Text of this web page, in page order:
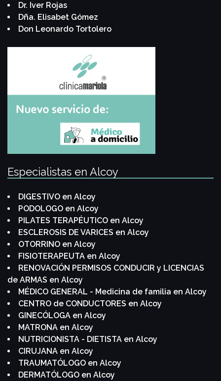
Dr. Iver Rojas
Dña. Elisabet Gómez
Don Leonardo Tortolero
Especialistas en Alcoy
DIGESTIVO en Alcoy
PODOLOGO en Alcoy
PILATES TERAPÉUTICO en Alcoy
ESCLEROSIS DE VARICES en Alcoy
OTORRINO en Alcoy
FISIOTERAPEUTA en Alcoy
RENOVACIÓN PERMISOS CONDUCIR y LICENCIAS
de ARMAS en Alcoy
MÉDICO GENERAL - Medicina de familia en Alcoy
CENTRO de CONDUCTORES en Alcoy
GINECÓLOGA en Alcoy
MATRONA en Alcoy
NUTRICIONISTA - DIETISTA en Alcoy
CIRUJANA en Alcoy
TRAUMATÓLOGO en Alcoy
DERMATÓLOGO en Alcoy